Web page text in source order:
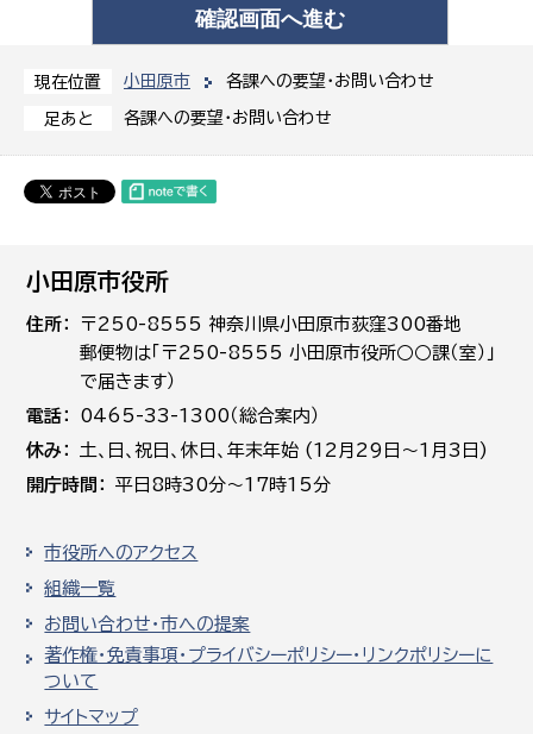
現在位置 小田原市 各課への要望・お問い合わせ
足あと 各課への要望・お問い合わせ
小田原市役所
住所
〒250-8555 神奈川県小田原市荻窪300番地
郵便物は「〒250-8555 小田原市役所○○課（室）」
で届きます）
電話
0465-33-1300（総合案内）
休み
土､日､祝日、休日、年末年始 (12月29日～1月3日)
開庁時間
平日8時30分～17時15分
市役所へのアクセス
組織一覧
お問い合わせ・市への提案
著作権・免責事項・プライバシーポリシー・リンクポリシーに
ついて
サイトマップ